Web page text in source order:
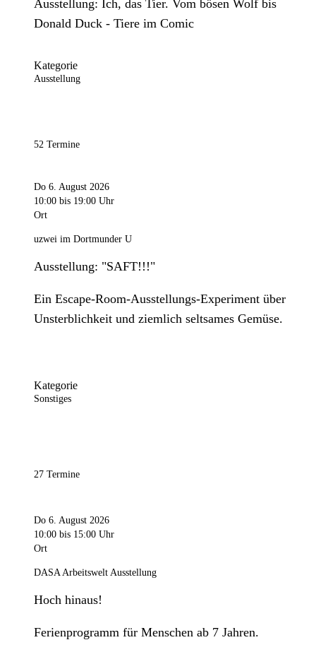
Ausstellung: Ich, das Tier. Vom bösen Wolf bis
Donald Duck - Tiere im Comic
Kategorie
Ausstellung
52 Termine
Do 6. August 2026
10:00 bis 19:00 Uhr
Ort
uzwei im Dortmunder U
Ausstellung: "SAFT!!!"
Ein Escape-Room-Ausstellungs-Experiment über
Unsterblichkeit und ziemlich seltsames Gemüse.
Kategorie
Sonstiges
27 Termine
Do 6. August 2026
10:00 bis 15:00 Uhr
Ort
DASA Arbeitswelt Ausstellung
Hoch hinaus!
Ferienprogramm für Menschen ab 7 Jahren.